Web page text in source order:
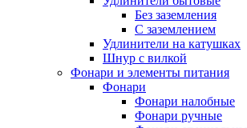
Без заземления
С заземлением
Удлинители на катушках
Шнур с вилкой
Фонари и элементы питания
Фонари
Фонари налобные
Фонари ручные